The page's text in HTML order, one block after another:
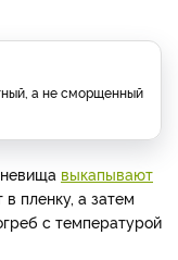
а не сморщенный
выкапывают
пленку, а затем
с температурой